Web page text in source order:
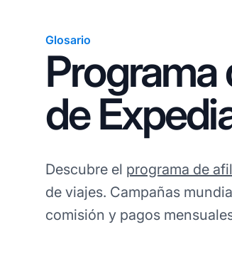
Glosario
Programa
de
Descubre el programa de
de viajes. Campañas
comisión y pagos